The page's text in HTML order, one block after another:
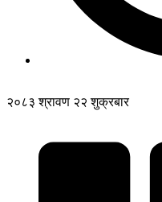
२०८३ श्रावण २२ शुक्रबार